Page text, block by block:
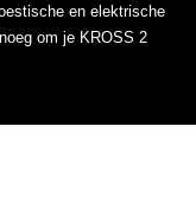
en elektrische
om je KROSS 2